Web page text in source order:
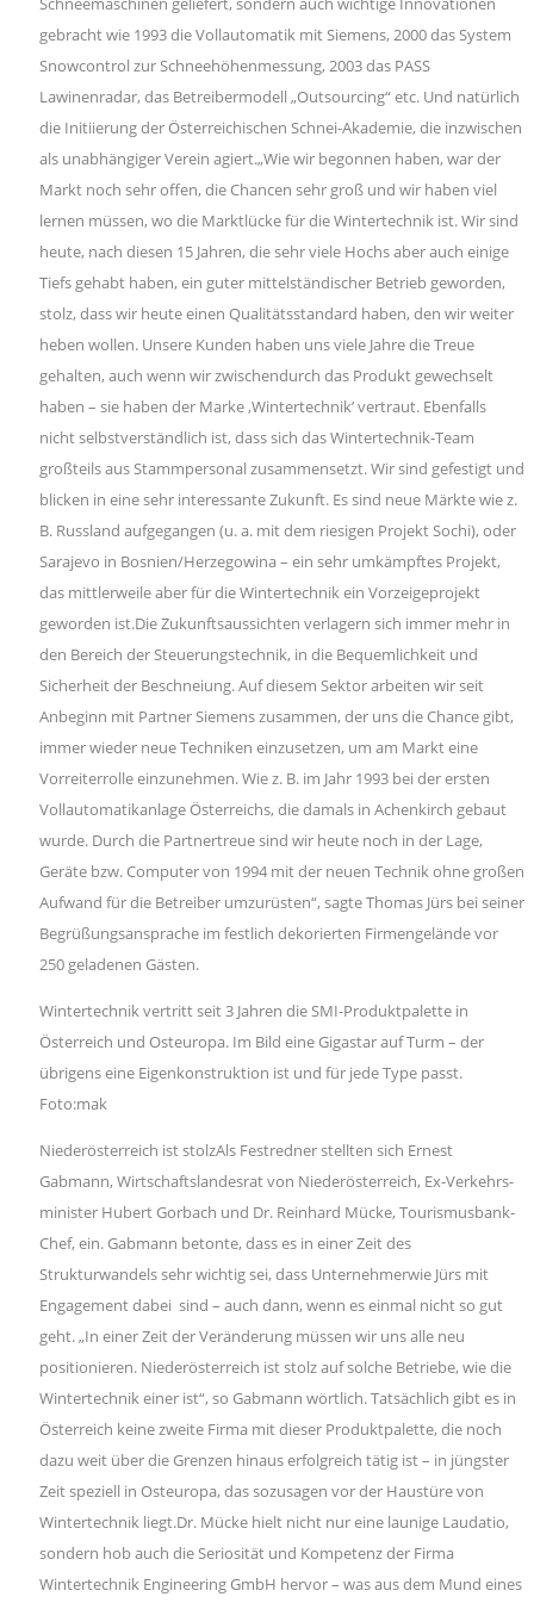
gebracht wie 1993 die Vollautomatik mit Siemens, 2000 das System
Snowcontrol zur Schneehöhenmessung, 2003 das PASS
Lawinenradar, das Betreibermodell „Outsourcing“ etc. Und natürlich
die Initiierung der Österreichischen Schnei-Akademie, die inzwischen
als unabhängiger Verein agiert.„Wie wir begonnen haben, war der
Markt noch sehr offen, die Chancen sehr groß und wir haben viel
lernen müssen, wo die Marktlücke für die Wintertechnik ist. Wir sind
heute, nach diesen 15 Jahren, die sehr viele Hochs aber auch einige
Tiefs gehabt haben, ein guter mittelständischer Betrieb geworden,
stolz, dass wir heute einen Qualitätsstandard haben, den wir weiter
heben wollen. Unsere Kunden haben uns viele Jahre die Treue
gehalten, auch wenn wir zwischendurch das Produkt gewechselt
haben – sie haben der Marke ,Wintertechnik’ vertraut. Ebenfalls
nicht selbstverständlich ist, dass sich das Wintertechnik-Team
großteils aus Stammpersonal zusammensetzt. Wir sind gefestigt und
blicken in eine sehr interessante Zukunft. Es sind neue Märkte wie z.
B. Russland aufgegangen (u. a. mit dem riesigen Projekt Sochi), oder
Sarajevo in Bosnien/Herzegowina – ein sehr umkämpftes Projekt,
das mittlerweile aber für die Wintertechnik ein Vorzeigeprojekt
geworden ist.Die Zukunftsaussichten verlagern sich immer mehr in
den Bereich der Steuerungstechnik, in die Bequemlichkeit und
Sicherheit der Beschneiung. Auf diesem Sektor arbeiten wir seit
Anbeginn mit Partner Siemens zusammen, der uns die Chance gibt,
immer wieder neue Techniken einzusetzen, um am Markt eine
Vorreiterrolle einzunehmen. Wie z. B. im Jahr 1993 bei der ersten
Vollautomatikanlage Österreichs, die damals in Achenkirch gebaut
wurde. Durch die Partnertreue sind wir heute noch in der Lage,
Geräte bzw. Computer von 1994 mit der neuen Technik ohne großen
Aufwand für die Betreiber umzurüsten“, sagte Thomas Jürs bei seiner
Begrüßungsansprache im festlich dekorierten Firmengelände vor
250 geladenen Gästen.
Wintertechnik vertritt seit 3 Jahren die SMI-Produktpalette in
Österreich und Osteuropa. Im Bild eine Gigastar auf Turm – der
übrigens eine Eigenkonstruktion ist und für jede Type passt.
Foto:mak
Niederösterreich ist stolzAls Festredner stellten sich Ernest
Gabmann, Wirtschaftslandesrat von Niederösterreich, Ex-Verkehrs-
minister Hubert Gorbach und Dr. Reinhard Mücke, Tourismusbank-
Chef, ein. Gabmann betonte, dass es in einer Zeit des
Strukturwandels sehr wichtig sei, dass Unternehmerwie Jürs mit
Engagement dabei sind – auch dann, wenn es einmal nicht so gut
geht. „In einer Zeit der Veränderung müssen wir uns alle neu
positionieren. Niederösterreich ist stolz auf solche Betriebe, wie die
Wintertechnik einer ist“, so Gabmann wörtlich. Tatsächlich gibt es in
Österreich keine zweite Firma mit dieser Produktpalette, die noch
dazu weit über die Grenzen hinaus erfolgreich tätig ist – in jüngster
Zeit speziell in Osteuropa, das sozusagen vor der Haustüre von
Wintertechnik liegt.Dr. Mücke hielt nicht nur eine launige Laudatio,
sondern hob auch die Seriosität und Kompetenz der Firma
Wintertechnik Engineering GmbH hervor – was aus dem Mund eines